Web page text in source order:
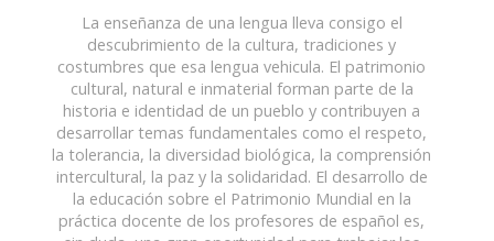
La enseñanza de una lengua lleva consigo el
descubrimiento de la cultura, tradiciones y
costumbres que esa lengua vehicula. El patrimonio
cultural, natural e inmaterial forman parte de la
historia e identidad de un pueblo y contribuyen a
desarrollar temas fundamentales como el respeto,
la tolerancia, la diversidad biológica, la comprensión
intercultural, la paz y la solidaridad. El desarrollo de
la educación sobre el Patrimonio Mundial en la
práctica docente de los profesores de español es,